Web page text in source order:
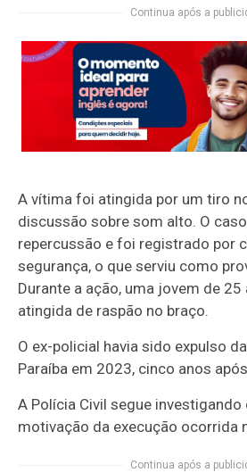
Continua após a
A vítima foi atingida por um tiro
discussão sobre som alto. O
repercussão e foi registrado por
segurança, o que serviu como
Durante a ação, uma jovem de
atingida de raspão no braço.
O ex-policial havia sido expulso
Paraíba em 2023, cinco anos
A Polícia Civil segue investigando
motivação da execução ocorrida
Continua após a